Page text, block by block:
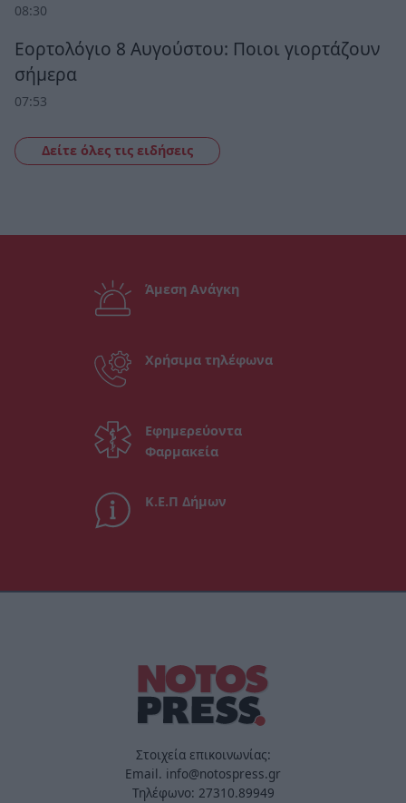
08:30
Εορτολόγιο 8 Αυγούστου: Ποιοι γιορτάζουν
σήμερα
07:53
Δείτε όλες τις ειδήσεις
Άμεση Ανάγκη
Χρήσιμα τηλέφωνα
Εφημερεύοντα
Φαρμακεία
Κ.Ε.Π Δήμων
Στοιχεία επικοινωνίας:
Email. info@notospress.gr
Τηλέφωνο: 27310.89949